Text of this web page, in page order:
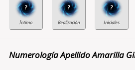
? ? ?
Numerología Apellido Amarilla